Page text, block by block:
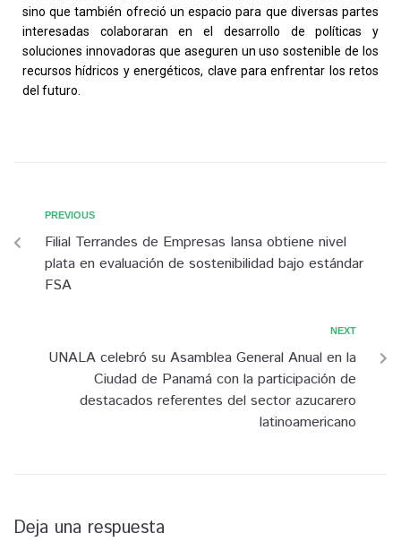
sino que también ofreció un espacio para que diversas partes
interesadas colaboraran en el desarrollo de políticas y
soluciones innovadoras que aseguren un uso sostenible de los
recursos hídricos y energéticos, clave para enfrentar los retos
del futuro.
PREVIOUS
Filial Terrandes de Empresas Iansa obtiene nivel
plata en evaluación de sostenibilidad bajo estándar
FSA
NEXT
UNALA celebró su Asamblea General Anual en la
Ciudad de Panamá con la participación de
destacados referentes del sector azucarero
latinoamericano
Deja una respuesta